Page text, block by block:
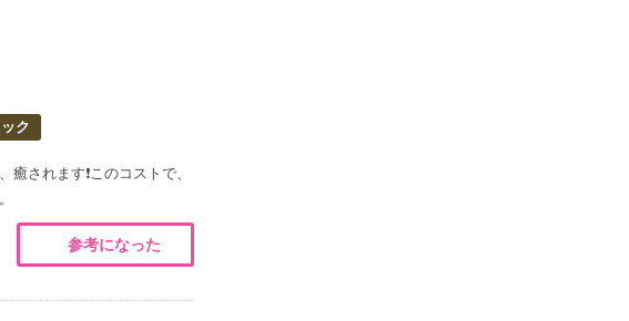
ク
されます❗このコストで、
参考になった